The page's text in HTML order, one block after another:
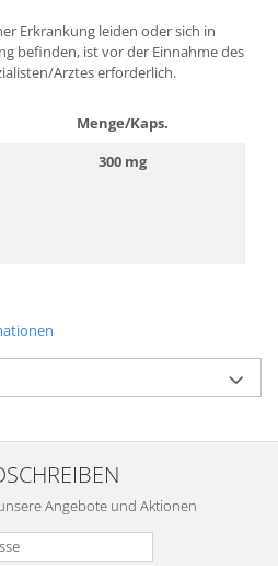
Erkrankung leiden oder sich in
befinden, ist vor der Einnahme des
Arztes erforderlich.
Menge/Kaps.
300 mg
Angebote und Aktionen